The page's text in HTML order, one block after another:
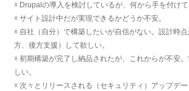
☓ Drupalの導入を検討しているが、何から手を付けて
☓ サイト設計中だが実現できるかどうか不安。
☓ 自社（自分）で構築したいが自信がない。設計時
方、後方支援）して欲しい。
☓ 初期構築が完了し納品されたが、これからが不安
しい。
☓ 次々とリリースされる（セキュリティ）アップデー